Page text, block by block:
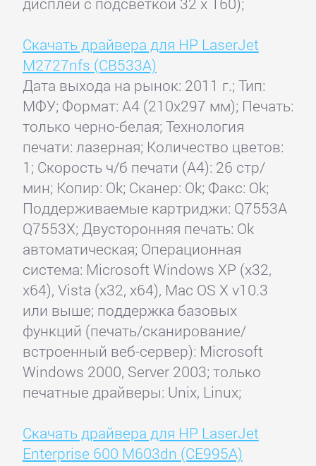
Скачать драйвера для HP LaserJet
M2727nfs (CB533A)
Дата выхода на рынок: 2011 г.; Тип:
МФУ; Формат: A4 (210x297 мм); Печать:
только черно-белая; Технология
печати: лазерная; Количество цветов:
1; Скорость ч/б печати (А4): 26 стр/
мин; Копир: Ok; Сканер: Ok; Факс: Ok;
Поддерживаемые картриджи: Q7553A
Q7553X; Двусторонняя печать: Ok
автоматическая; Операционная
система: Microsoft Windows XP (x32,
x64), Vista (x32, x64), Mac OS X v10.3
или выше; поддержка базовых
функций (печать/сканирование/
встроенный веб-сервер): Microsoft
Windows 2000, Server 2003; только
печатные драйверы: Unix, Linux;
Скачать драйвера для HP LaserJet
Enterprise 600 M603dn (CE995A)